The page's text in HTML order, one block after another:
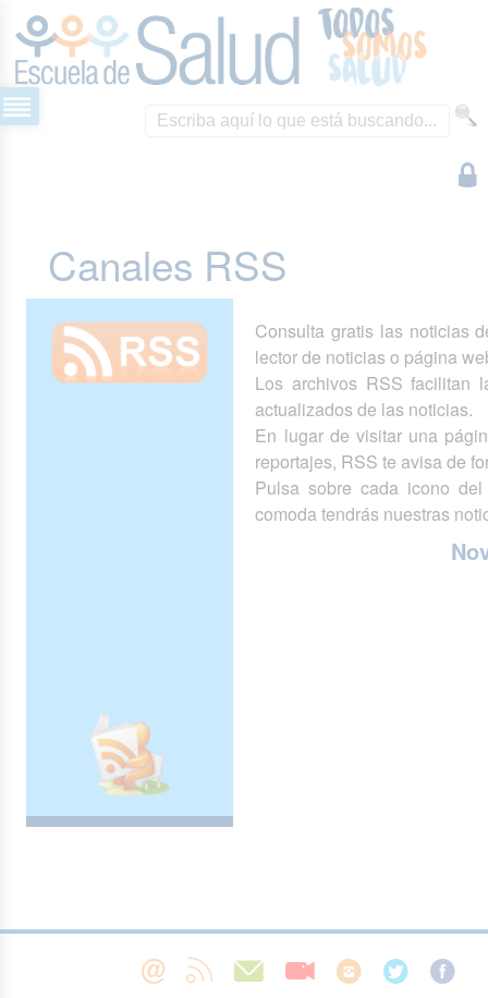
Canales RSS
Consulta gratis las noticias
lector de noticias o página
Los archivos RSS facilitan
actualizados de las noticias.
En lugar de visitar una
reportajes, RSS te avisa de
Pulsa sobre cada icono
comoda tendrás nuestras